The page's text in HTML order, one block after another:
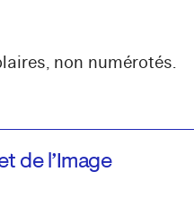
non numérotés.
de l’Image